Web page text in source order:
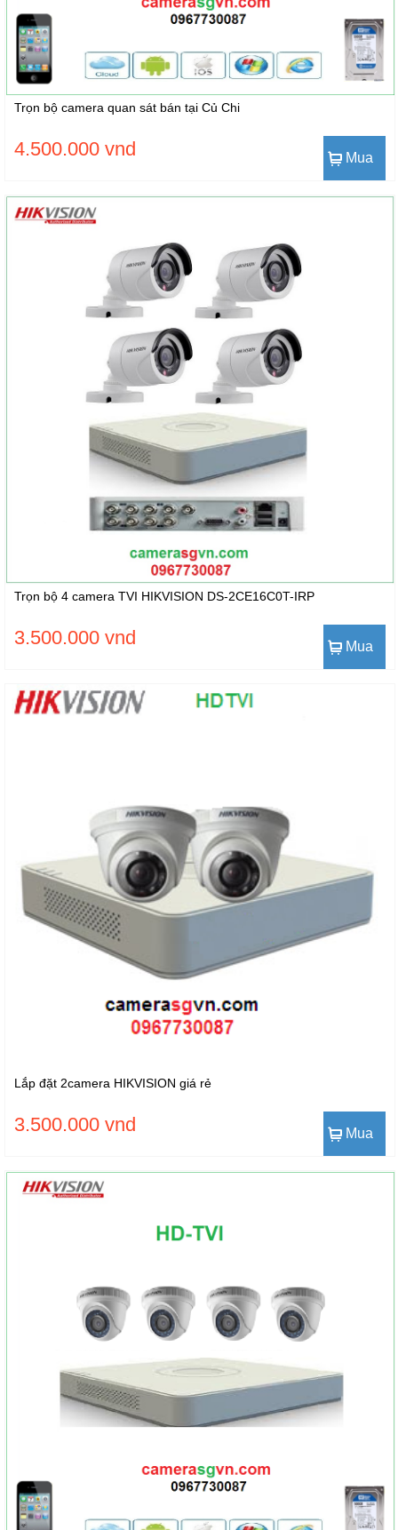
Trọn bộ camera quan sát bán tại Củ Chi
4.500.000 vnd Mua
Trọn bộ 4 camera TVI HIKVISION DS-2CE16C0T-IRP
3.500.000 vnd Mua
Lắp đặt 2camera HIKVISION giá rẻ
3.500.000 vnd Mua